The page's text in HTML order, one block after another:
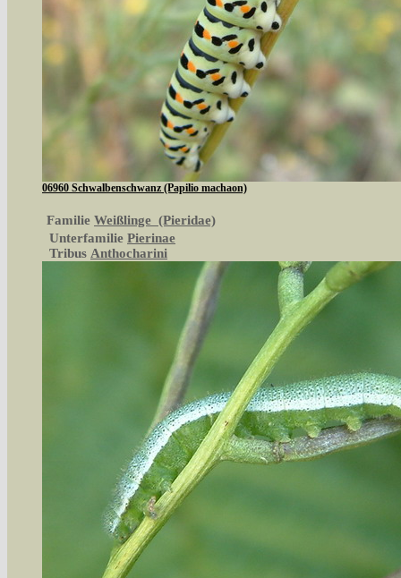
06960 Schwalbenschwanz (Papilio machaon)
Familie Weißlinge (Pieridae)
Unterfamilie Pierinae
Tribus Anthocharini